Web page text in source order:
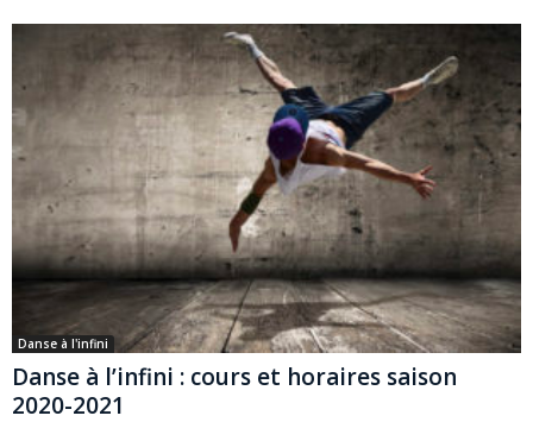
Danse à l'infini
Danse à l’infini : cours et horaires saison
2020-2021